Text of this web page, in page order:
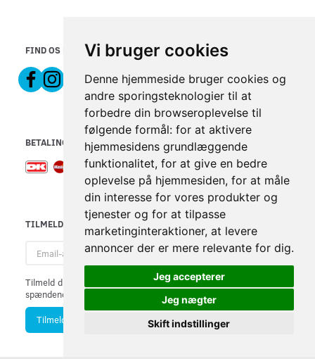
Vi bruger cookies
Denne hjemmeside bruger cookies og
andre sporingsteknologier til at
forbedre din browseroplevelse til
følgende formål: for at aktivere
hjemmesidens grundlæggende
funktionalitet, for at give en bedre
oplevelse på hjemmesiden, for at måle
din interesse for vores produkter og
tjenester og for at tilpasse
marketinginteraktioner, at levere
annoncer der er mere relevante for dig.
Jeg accepterer
Jeg nægter
Skift indstillinger
FIND OS PÅ
BETALINGSMETODER
TILMELD NYHEDSBREV
adresse
Tilmeld dig vores nyhedsbrev og modtag gode tilbud samt andre
spændende nyheder direkte i din indbakke.
Tilmeld